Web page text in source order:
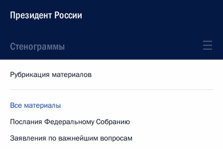
Президент России
Стенограммы
Рубрикация материалов
Все материалы
Послания Федеральному Собранию
Заявления по важнейшим вопросам